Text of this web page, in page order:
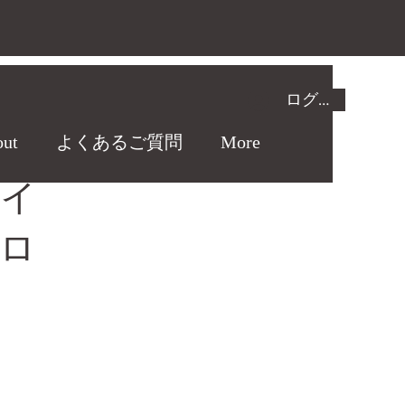
ログイン
よくあるご質問 More